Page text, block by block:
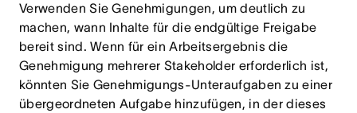
Verwenden Sie Genehmigungen, um deutlich zu
machen, wann Inhalte für die endgültige Freigabe
bereit sind. Wenn für ein Arbeitsergebnis die
Genehmigung mehrerer Stakeholder erforderlich ist,
könnten Sie Genehmigungs-Unteraufgaben zu einer
übergeordneten Aufgabe hinzufügen, in der dieses